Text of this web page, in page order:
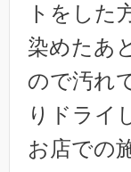
トをした
染めたあ
ので汚れ
りドライ
お店での